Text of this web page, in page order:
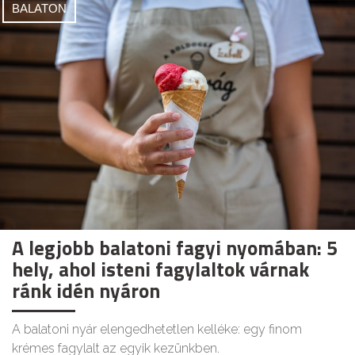
BALATON
A legjobb balatoni fagyi nyomában: 5
hely, ahol isteni fagylaltok várnak
ránk idén nyáron
A balatoni nyár elengedhetetlen kelléke: egy finom
krémes fagylalt az egyik kezünkben.